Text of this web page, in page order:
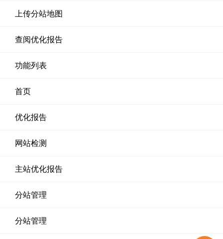
上传分站地图
查阅优化报告
功能列表
首页
优化报告
网站检测
主站优化报告
分站管理
分站管理